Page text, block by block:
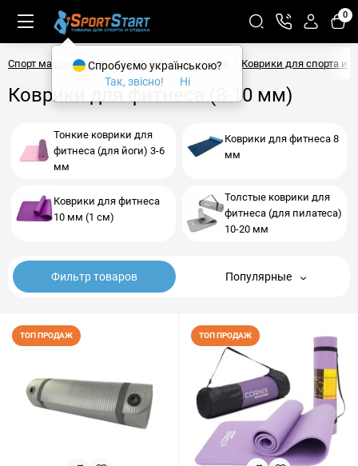
0
Спорт магазин SPORTSTART Фитнес и йога Коврики для спорта и
Коврики для фитнеса (8-10 мм)
Тонкие коврики для
фитнеса (для йоги) 3-6
мм
Коврики для фитнеса 8
мм
Коврики для фитнеса
10 мм (1 см)
Толстые коврики для
фитнеса (для пилатеса)
10-20 мм
Фильтр товаров Популярные
ТОП ПРОДАЖ ТОП ПРОДАЖ
Спробуємо українською?
Так, звісно!
Ні